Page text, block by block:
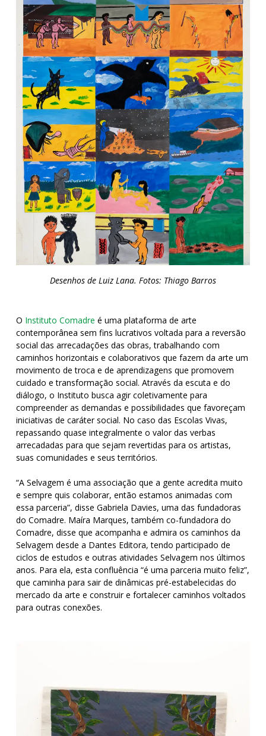
Desenhos de Luiz Lana. Fotos: Thiago Barros
O Instituto Comadre é uma plataforma de arte
contemporânea sem fins lucrativos voltada para a reversão
social das arrecadações das obras, trabalhando com
caminhos horizontais e colaborativos que fazem da arte um
movimento de troca e de aprendizagens que promovem
cuidado e transformação social. Através da escuta e do
diálogo, o Instituto busca agir coletivamente para
compreender as demandas e possibilidades que favoreçam
iniciativas de caráter social. No caso das Escolas Vivas,
repassando quase integralmente o valor das verbas
arrecadadas para que sejam revertidas para os artistas,
suas comunidades e seus territórios.
“A Selvagem é uma associação que a gente acredita muito
e sempre quis colaborar, então estamos animadas com
essa parceria”, disse Gabriela Davies, uma das fundadoras
do Comadre. Maíra Marques, também co-fundadora do
Comadre, disse que acompanha e admira os caminhos da
Selvagem desde a Dantes Editora, tendo participado de
ciclos de estudos e outras atividades Selvagem nos últimos
anos. Para ela, esta confluência “é uma parceria muito feliz”,
que caminha para sair de dinâmicas pré-estabelecidas do
mercado da arte e construir e fortalecer caminhos voltados
para outras conexões.